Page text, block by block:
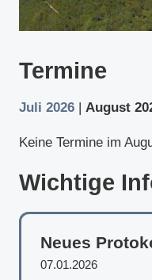
Termine
Juli 2026 | August
Keine Termine im
Wichtige
Neues
07.01.2026